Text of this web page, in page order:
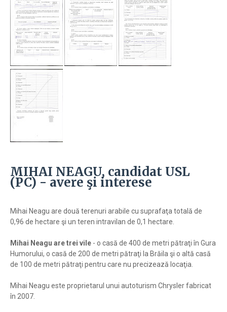
MIHAI NEAGU, candidat USL
(PC) - avere şi interese
Mihai Neagu are două terenuri arabile cu suprafaţa totală de
0,96 de hectare şi un teren intravilan de 0,1 hectare.
Mihai Neagu are trei vile - o casă de 400 de metri pătraţi în Gura
Humorului, o casă de 200 de metri pătraţi la Brăila şi o altă casă
de 100 de metri pătraţi pentru care nu precizează locaţia.
Mihai Neagu este proprietarul unui autoturism Chrysler fabricat
în 2007.